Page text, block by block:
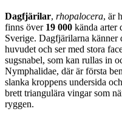
Dagfjärilar, rhopalocera, är
finns över 19 000 kända arter
Sverige. Dagfjärilarna känner
huvudet och ser med stora
sugsnabel, som kan rullas in
Nymphalidae, där är första
slanka kroppens undersida
brett triangulära vingar som
ryggen.